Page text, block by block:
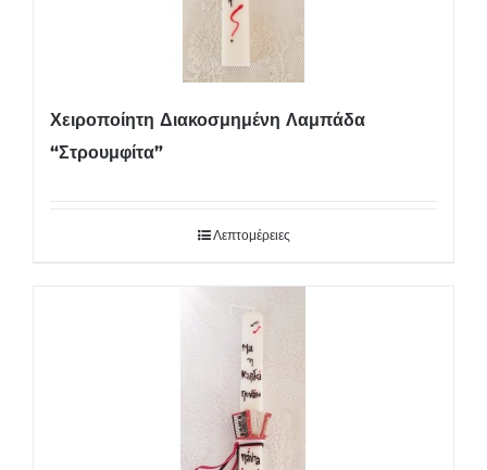
Χειροποίητη Διακοσμημένη Λαμπάδα
“Στρουμφίτα”
Λεπτομέρειες